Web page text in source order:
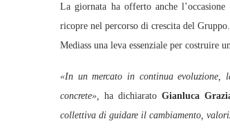
La giornata ha offerto anche
ricopre nel percorso di crescita del
Mediass una leva essenziale per costruire
«In un mercato in continua evoluzione,
concrete»,
ha dichiarato Gianluca
collettiva di guidare il cambiamento,